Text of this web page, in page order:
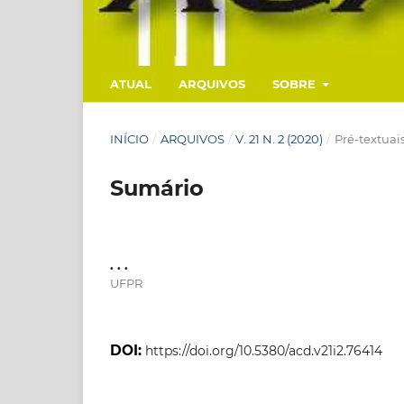
ATUAL ARQUIVOS SOBRE
INÍCIO / ARQUIVOS / V. 21 N. 2 (2020) / Pré-
Sumário
. . .
UFPR
DOI: https://doi.org/10.5380/acd.v21i2.76414